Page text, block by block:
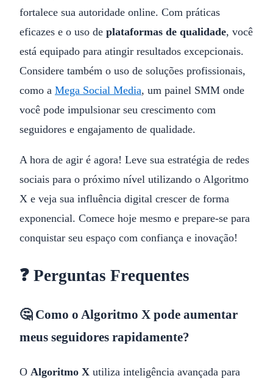
fortalece sua autoridade online. Com práticas
eficazes e o uso de plataformas de qualidade, você
está equipado para atingir resultados excepcionais.
Considere também o uso de soluções profissionais,
como a Mega Social Media, um painel SMM onde
você pode impulsionar seu crescimento com
seguidores e engajamento de qualidade.
A hora de agir é agora! Leve sua estratégia de redes
sociais para o próximo nível utilizando o Algoritmo
X e veja sua influência digital crescer de forma
exponencial. Comece hoje mesmo e prepare-se para
conquistar seu espaço com confiança e inovação!
❓ Perguntas Frequentes
🤔 Como o Algoritmo X pode aumentar
meus seguidores rapidamente?
O Algoritmo X utiliza inteligência avançada para